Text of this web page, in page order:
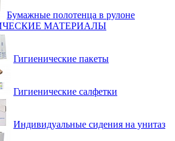
Бумажные полотенца в рулоне
МАТЕРИАЛЫ
Гигиенические пакеты
Гигиенические салфетки
Индивидуальные сидения на унитаз